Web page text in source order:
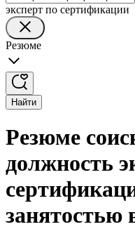
эксперт по сертификации
Резюме
Найти
Резюме
должность
занятостью